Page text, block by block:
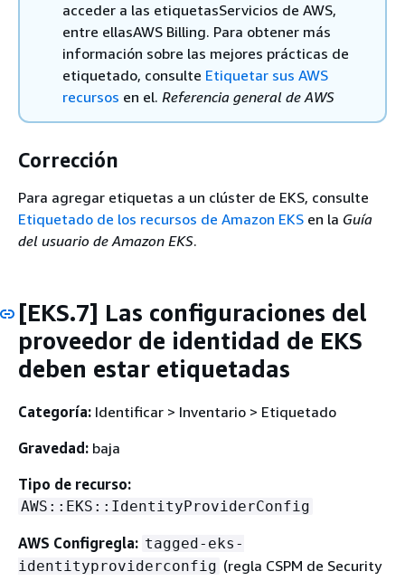
acceder a las etiquetasServicios de AWS,
entre ellasAWS Billing. Para obtener más
información sobre las mejores prácticas de
etiquetado, consulte Etiquetar sus AWS
recursos en el. Referencia general de AWS
Corrección
Para agregar etiquetas a un clúster de EKS, consulte
Etiquetado de los recursos de Amazon EKS en la Guía
del usuario de Amazon EKS.
[EKS.7] Las configuraciones del
proveedor de identidad de EKS
deben estar etiquetadas
Categoría: Identificar > Inventario > Etiquetado
Gravedad: baja
Tipo de recurso:
AWS::EKS::IdentityProviderConfig
AWS Configregla: tagged-eks-
identityproviderconfig (regla CSPM de Security